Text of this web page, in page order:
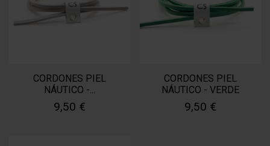
CORDONES PIEL
NÁUTICO -...
9,50 €
CORDONES PIEL
NÁUTICO - VERDE
9,50 €